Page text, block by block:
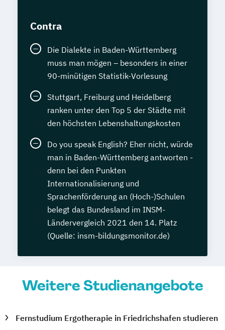
Contra
Die Dialekte in Baden-Württemberg
muss man mögen – besonders in einer
90-minütigen Statistik-Vorlesung
Stuttgart, Freiburg und Heidelberg
ranken unter den Top 5 der Städte mit
den höchsten Lebenshaltungskosten
Do you speak English? Eher nicht, würde
man in Baden-Württemberg antworten -
denn bei den Punkten
Internationalisierung und
Sprachenförderung an (Hoch-)Schulen
belegt das Bundesland im INSM-
Ländervergleich 2021 den 14. Platz
(Quelle: insm-bildungsmonitor.de)
Weitere Studienangebote
Fernstudium Ergotherapie in Friedrichshafen studieren